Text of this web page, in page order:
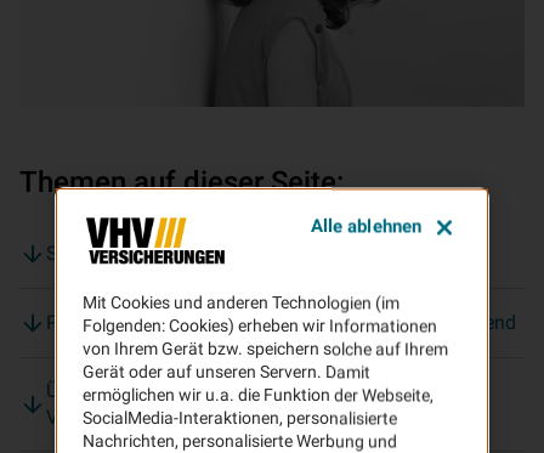
Themen auf dieser Seite:
So ist die Rechtslage
Privathaftpflicht KLASSIK-GARANT schützt umfassend
Übersicht der Haftung eines Arbeitnehmers nach
Verschulden
Mit Cookies und anderen Technologien (im
Folgenden: Cookies) erheben wir Informationen
von Ihrem Gerät bzw. speichern solche auf Ihrem
Gerät oder auf unseren Servern. Damit
ermöglichen wir u.a. die Funktion der Webseite,
SocialMedia-Interaktionen, personalisierte
Nachrichten, personalisierte Werbung und
Alle ablehnen